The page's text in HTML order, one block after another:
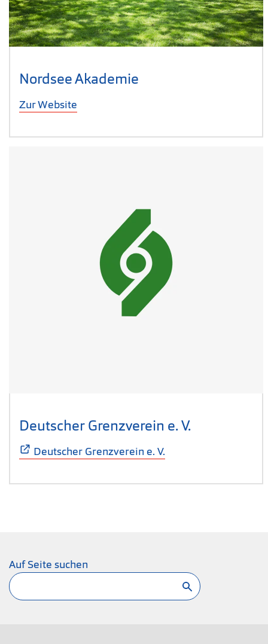
Nordsee Akademie
Zur Website
Deutscher Grenzverein e. V.
Deutscher Grenzverein e. V.
Auf Seite suchen
Suchen